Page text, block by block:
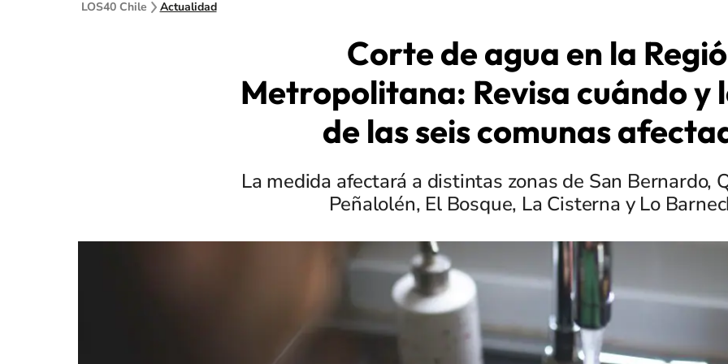
LOS40 Chile Actualidad
Corte de agua en la
Metropolitana: Revisa cuándo y
de las seis comunas
La medida afectará a distintas zonas de San Bernardo,
Peñalolén, El Bosque, La Cisterna y Lo